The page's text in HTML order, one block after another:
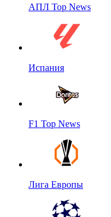
АПЛ Top News
Испания
F1 Top News
Лига Европы